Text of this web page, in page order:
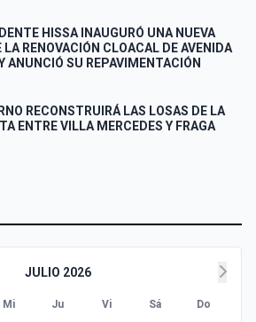
HISSA INAUGURÓ UNA NUEVA
LA RENOVACIÓN CLOACAL DE AVENIDA
ANUNCIÓ SU REPAVIMENTACIÓN
RECONSTRUIRÁ LAS LOSAS DE LA
ENTRE VILLA MERCEDES Y FRAGA
JULIO 2026
Mi Ju Vi Sá
Do